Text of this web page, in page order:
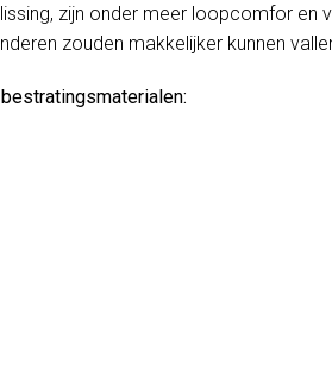
zijn onder meer loopcomfor en
zouden makkelijker kunnen